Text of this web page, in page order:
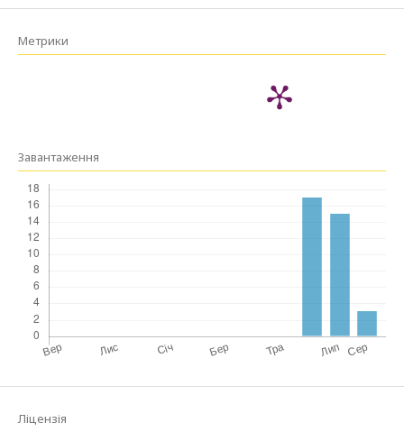
Метрики
Завантаження
Ліцензія